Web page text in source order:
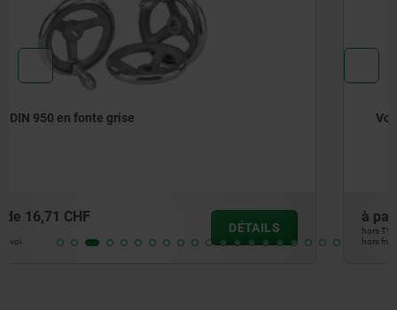
Volants pleins avec poignée tournante
à partir de
hors frais d’envoi